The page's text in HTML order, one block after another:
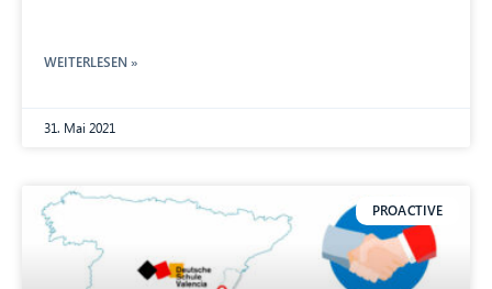
WEITERLESEN »
31. Mai 2021
PROACTIVE